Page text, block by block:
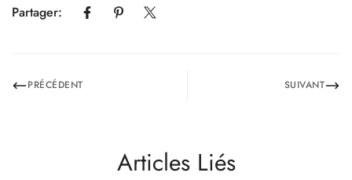
Partager:
PRÉCÉDENT SUIVANT
Articles Liés